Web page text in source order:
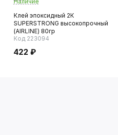
Клей эпоксидный 2К
SUPERSTRONG высокопрочный
(AIRLINE) 80гр
Код 223094
422 ₽